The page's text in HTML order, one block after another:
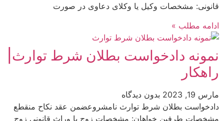
قانونی: مشخصات وکیل یا وکلای دعاوی در صورت
ادامه مطلب »
نمونه دادخواست بطلان شرط توارث|
راهکار
مارس 19, 2023
بدون دیدگاه
دادخواست بطلان شرط توارث نامشروعضمن عقد نكاح منقطع
مشخصات طرفین خواهان: مشخصات زوج یا وراث قانونی زوج